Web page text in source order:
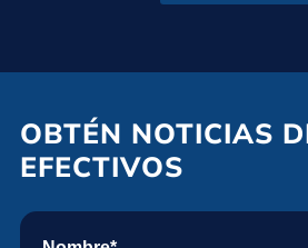
OBTÉN NOTICIAS
EFECTIVOS